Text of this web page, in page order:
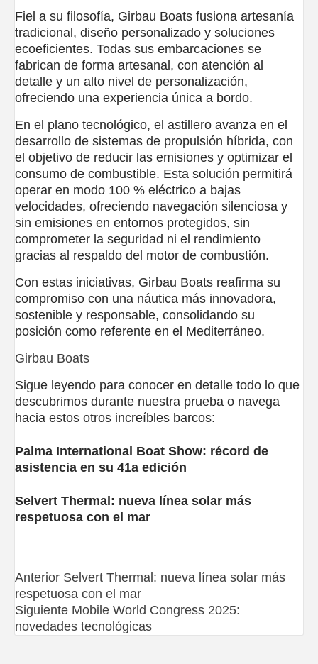
Fiel a su filosofía, Girbau Boats fusiona artesanía
tradicional, diseño personalizado y soluciones
ecoeficientes. Todas sus embarcaciones se
fabrican de forma artesanal, con atención al
detalle y un alto nivel de personalización,
ofreciendo una experiencia única a bordo.
En el plano tecnológico, el astillero avanza en el
desarrollo de sistemas de propulsión híbrida, con
el objetivo de reducir las emisiones y optimizar el
consumo de combustible. Esta solución permitirá
operar en modo 100 % eléctrico a bajas
velocidades, ofreciendo navegación silenciosa y
sin emisiones en entornos protegidos, sin
comprometer la seguridad ni el rendimiento
gracias al respaldo del motor de combustión.
Con estas iniciativas, Girbau Boats reafirma su
compromiso con una náutica más innovadora,
sostenible y responsable, consolidando su
posición como referente en el Mediterráneo.
Girbau Boats
Sigue leyendo para conocer en detalle todo lo que
descubrimos durante nuestra prueba o navega
hacia estos otros increíbles barcos:
Palma International Boat Show: récord de
asistencia en su 41a edición
Selvert Thermal: nueva línea solar más
respetuosa con el mar
Navegación
de
entradas
Anterior Selvert Thermal: nueva línea solar más
respetuosa con el mar
Siguiente Mobile World Congress 2025:
novedades tecnológicas